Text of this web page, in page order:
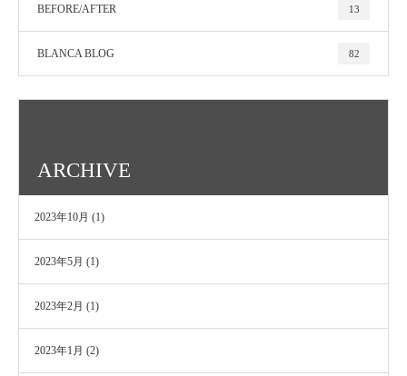
BEFORE/AFTER 13
BLANCA BLOG 82
ARCHIVE
2023年10月 (1)
2023年5月 (1)
2023年2月 (1)
2023年1月 (2)